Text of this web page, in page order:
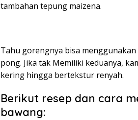
tambahan tepung maizena.
Tahu gorengnya bisa
pong. Jika tak Memiliki keduanya,
kering hingga bertekstur renyah.
Berikut resep dan cara
bawang: